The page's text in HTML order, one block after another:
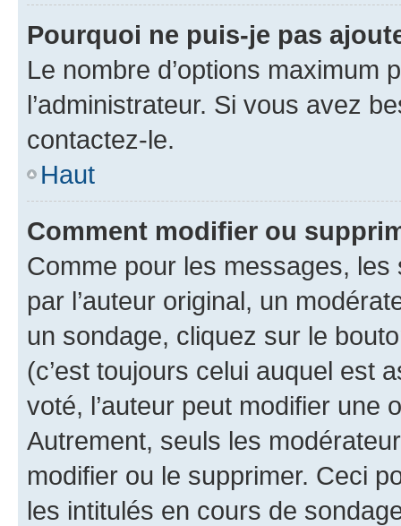
Pourquoi ne puis-je pas
Le nombre d’options maximum
l’administrateur. Si vous avez
contactez-le.
Haut
Comment modifier ou
Comme pour les messages,
par l’auteur original, un
un sondage, cliquez sur le
(c’est toujours celui auquel est
voté, l’auteur peut modifier une
Autrement, seuls les
modifier ou le supprimer. Ceci
les intitulés en cours de